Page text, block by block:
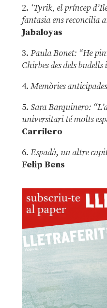
2. ‘Tyrik, el príncep
fantasia ens reconcilia
Jabaloyas
3. Paula Bonet: “He
Chirbes des dels budells
4. Memòries anticipades
5. Sara Barquinero:
universitari té molts
Carrilero
6. Espadà, un altre
Felip Bens